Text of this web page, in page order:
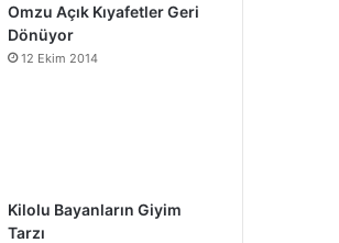
Omzu Açık Kıyafetler Geri
Dönüyor
12 Ekim 2014
Kilolu Bayanların Giyim
Tarzı